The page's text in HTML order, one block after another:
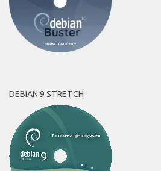
DEBIAN 9 STRETCH